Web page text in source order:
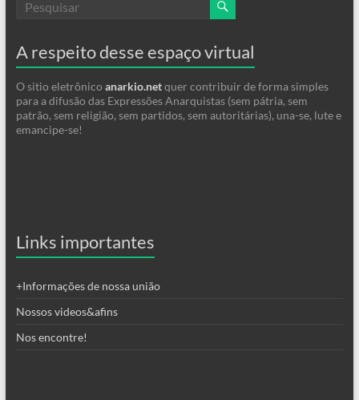
A respeito desse espaço virtual
O sitio eletrônico anarkio.netquer contribuir de forma simples
para a difusão das Expressões Anarquistas (sem pátria, sem
patrão, sem religião, sem partidos, sem autoritárias), una-se, lute e
emancipe-se!
Links importantes
+Informações de nossa união
Nossos videos&afins
Nos encontre!